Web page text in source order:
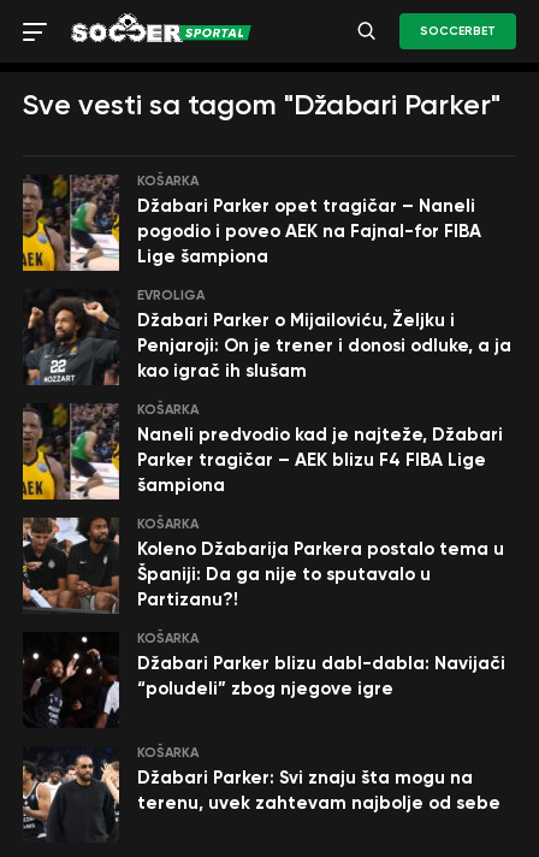
SOCCERBET
Sve vesti sa tagom "Džabari Parker"
KOŠARKA
Džabari Parker opet tragičar – Naneli
pogodio i poveo AEK na Fajnal-for FIBA
Lige šampiona
EVROLIGA
Džabari Parker o Mijailoviću, Željku i
Penjaroji: On je trener i donosi odluke, a ja
kao igrač ih slušam
KOŠARKA
Naneli predvodio kad je najteže, Džabari
Parker tragičar – AEK blizu F4 FIBA Lige
šampiona
KOŠARKA
Koleno Džabarija Parkera postalo tema u
Španiji: Da ga nije to sputavalo u
Partizanu?!
KOŠARKA
Džabari Parker blizu dabl-dabla: Navijači
“poludeli” zbog njegove igre
KOŠARKA
Džabari Parker: Svi znaju šta mogu na
terenu, uvek zahtevam najbolje od sebe